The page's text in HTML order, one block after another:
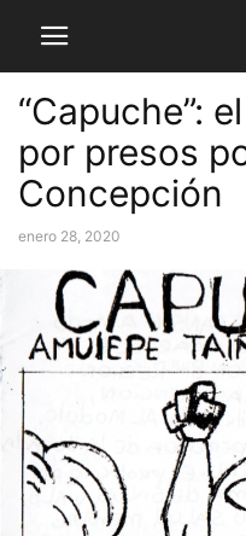
“Capuche”:
por presos
Concepción
enero 28, 2020